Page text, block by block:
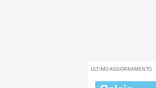
ULTIMO AGGIORNAMENTO: